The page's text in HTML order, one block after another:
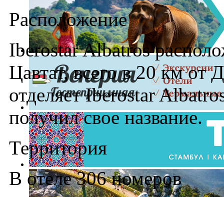
Расположение
Iberostar Albatros
Цавтат, всего в 20 км от
отделяет Iberostar
получил свое название.
Территория
В отеле 306 номеров